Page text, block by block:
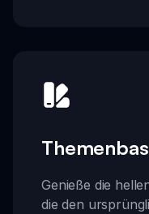
Genieße die
die den